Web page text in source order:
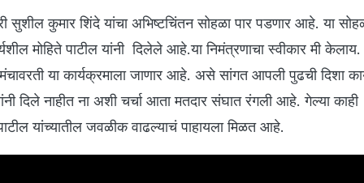
सुशील कुमार शिंदे यांचा अभिष्टचिंतन सोहळा पार पडणार आहे. या
मोहिते पाटील यांनी दिलेले आहे.या निमंत्रणाचा स्वीकार मी केलाय.
मंचावरती या कार्यक्रमाला जाणार आहे. असे सांगत आपली पुढची दिशा
दिले नाहीत ना अशी चर्चा आता मतदार संघात रंगली आहे. गेल्या काही
यांच्यातील जवळीक वाढल्याचं पाहायला मिळत आहे.